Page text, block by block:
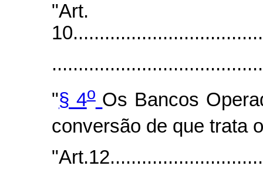
"Art.
"§ 4o Os Bancos
conversão de que trata